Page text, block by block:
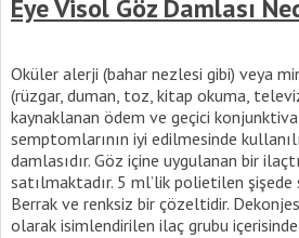
Eye Visol Göz Damlası
Oküler alerji (bahar nezlesi gibi) veya
(rüzgar, duman, toz, kitap okuma,
kaynaklanan ödem ve geçici
semptomlarının iyi edilmesinde
damlasıdır. Göz içine uygulanan bir
satılmaktadır. 5 ml’lik polietilen şişede
Berrak ve renksiz bir çözeltidir.
olarak isimlendirilen ilaç grubu